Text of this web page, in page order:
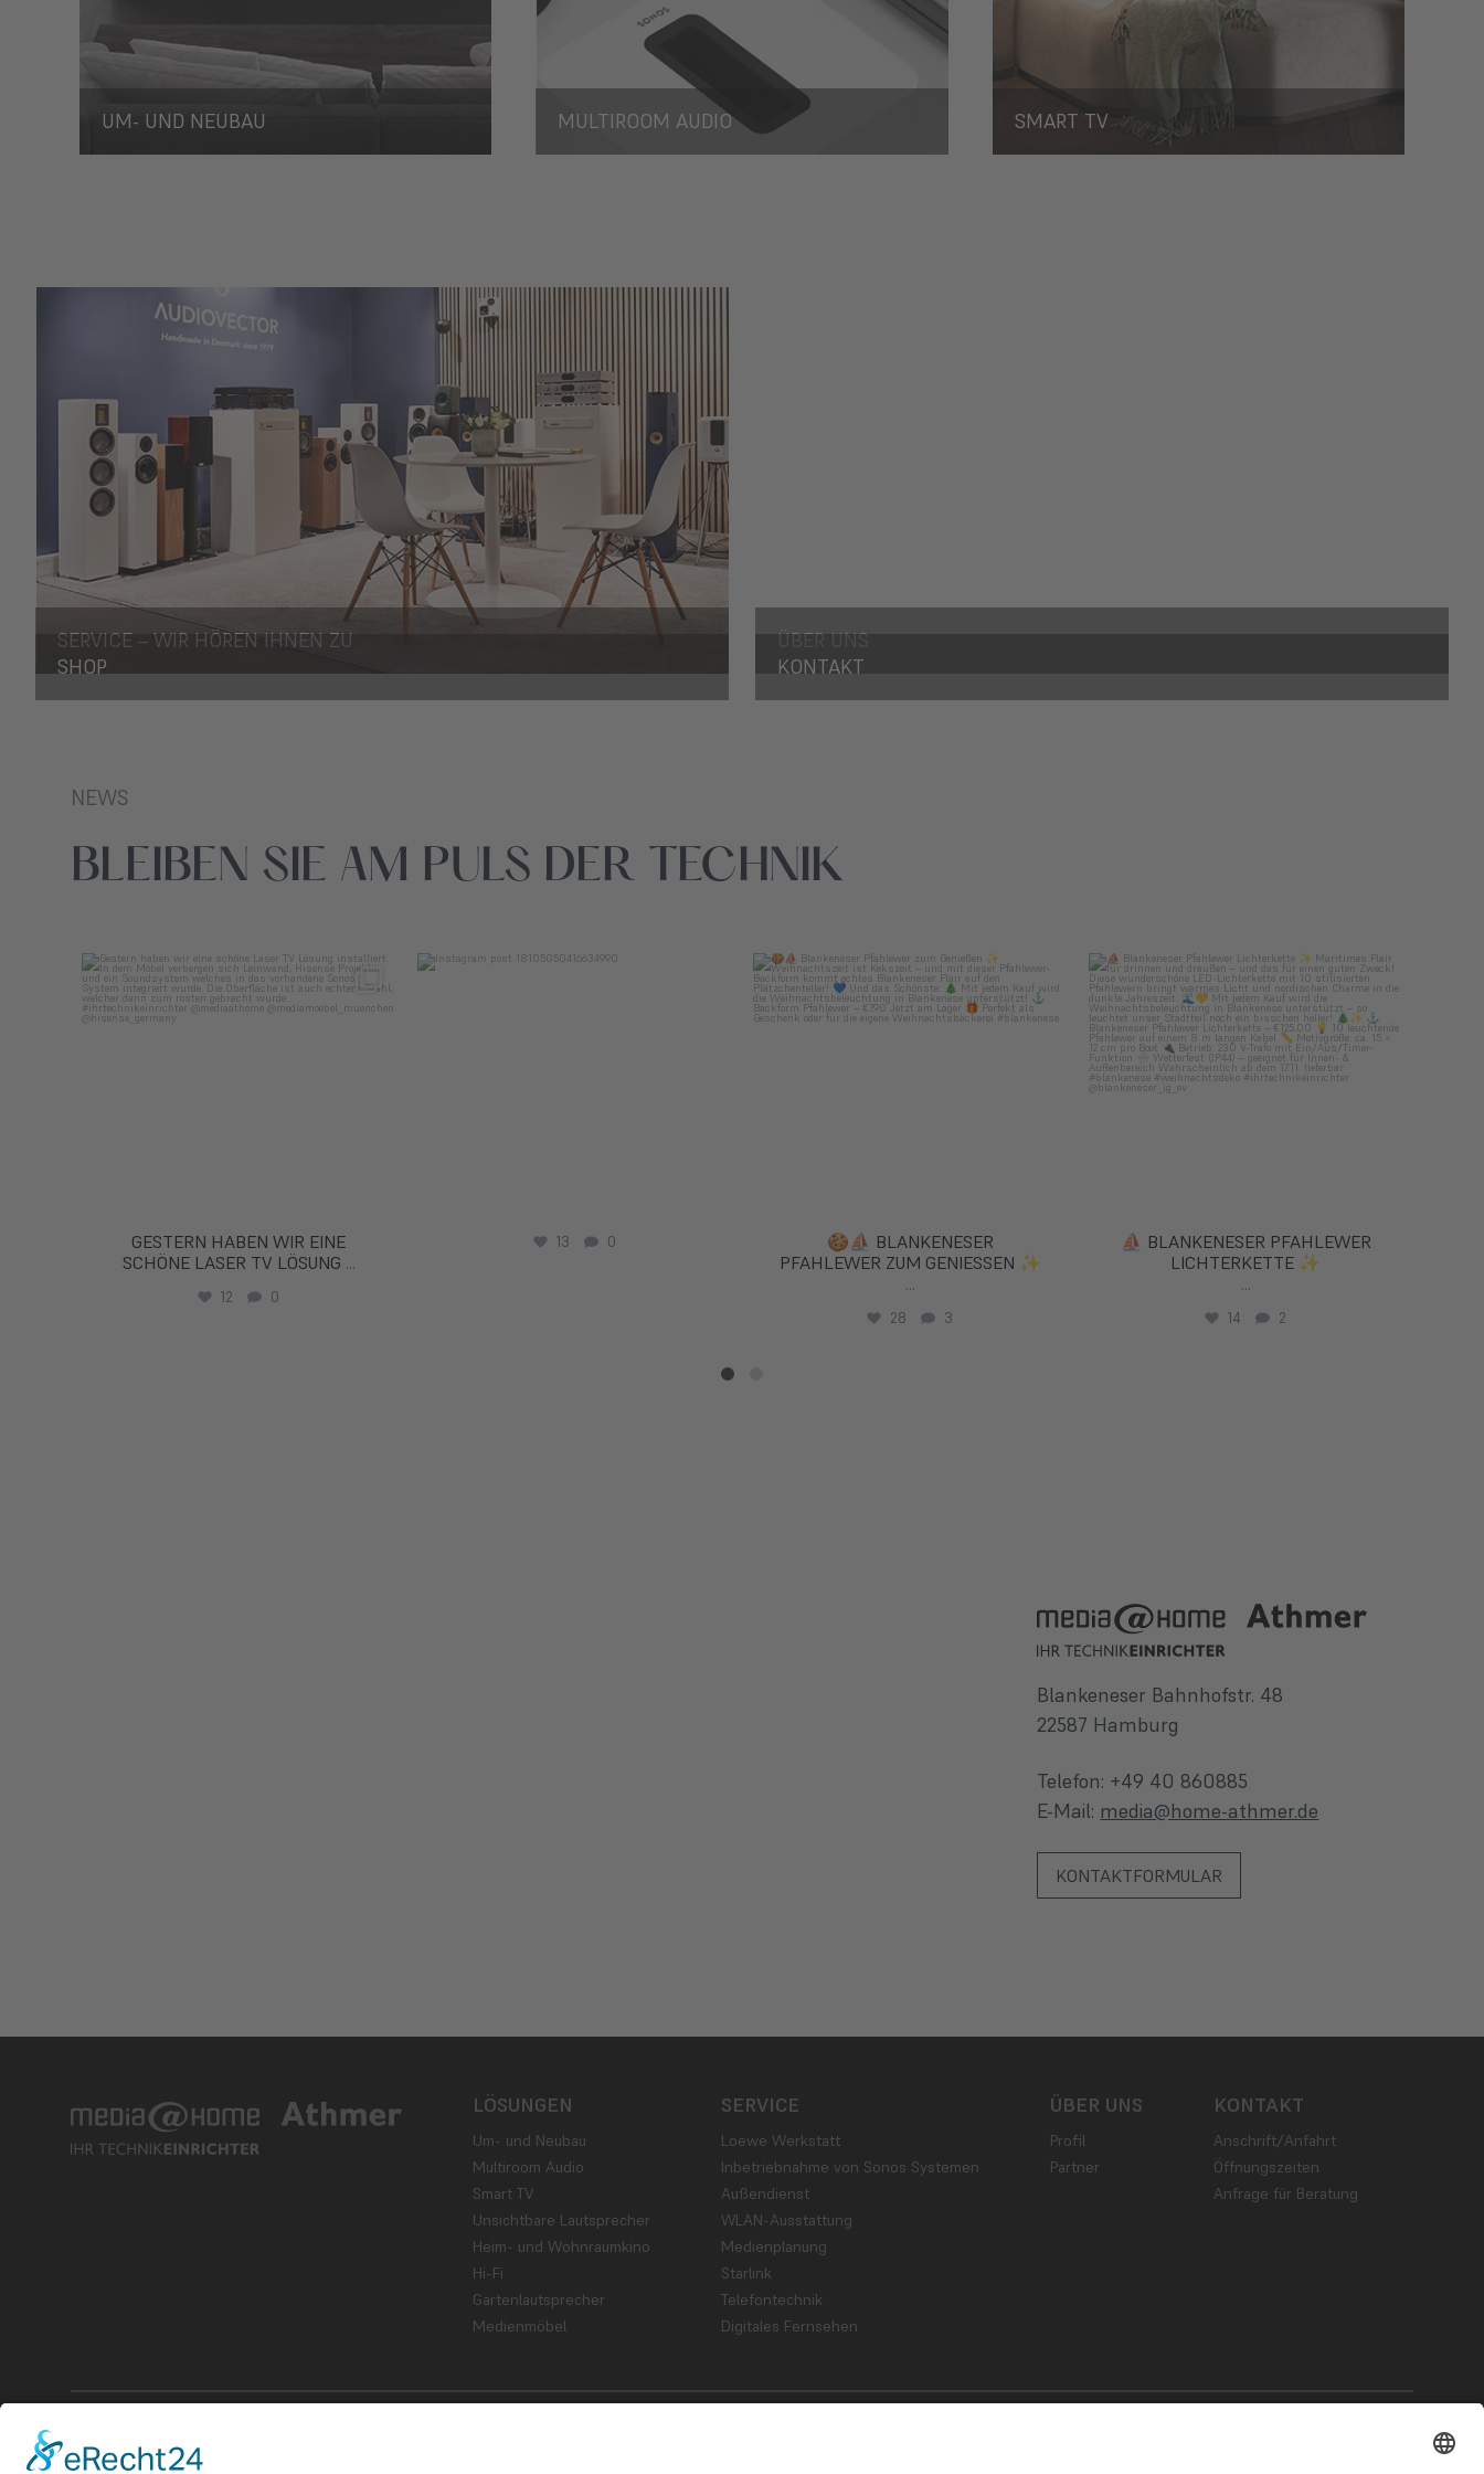
UM- UND NEUBAU MULTIROOM AUDIO SMART TV
SERVICE – WIR HÖREN IHNEN ZU
ÜBER UNS
SHOP
KONTAKT
NEWS
BLEIBEN SIE AM PULS DER TECHNIK
mediaathomeathmer
März 31
GESTERN HABEN WIR EINE
SCHÖNE LASER TV LÖSUNG ...
12 0
13 0
mediaathomeathmer
Nov. 10
🍪⛵️ BLANKENESER
PFAHLEWER ZUM GENIESSEN ✨
...
28 3
mediaathomeathmer
Nov. 10
⛵️ BLANKENESER PFAHLEWER
LICHTERKETTE ✨
...
14 2
Blankeneser Bahnhofstr. 48
22587 Hamburg
Telefon: +49 40 860885
E-Mail: media@home-athmer.de
KONTAKTFORMULAR
LÖSUNGEN
Um- und Neubau
Multiroom Audio
Smart TV
Unsichtbare Lautsprecher
Heim- und Wohnraumkino
Hi-Fi
Gartenlautsprecher
Medienmöbel
SERVICE
Loewe Werkstatt
Inbetriebnahme von Sonos Systemen
Außendienst
WLAN-Ausstattung
Medienplanung
Starlink
Telefontechnik
Digitales Fernsehen
ÜBER UNS
Profil
Partner
KONTAKT
Anschrift/Anfahrt
Öffnungszeiten
Anfrage für Beratung